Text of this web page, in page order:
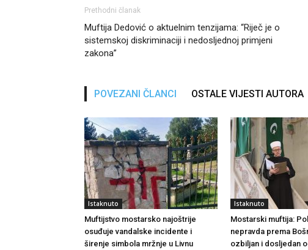
Prethodni članak
Muftija Dedović o aktuelnim tenzijama: “Riječ je o
sistemskoj diskriminaciji i nedosljednoj primjeni
zakona”
POVEZANI ČLANCI OSTALE VIJESTI AUTORA
Istaknuto
Muftijstvo mostarsko najoštrije
osuđuje vandalske incidente i
širenje simbola mržnje u Livnu
Istaknuto
Mostarski muftija:
nepravda prema
ozbiljan i dosljedan